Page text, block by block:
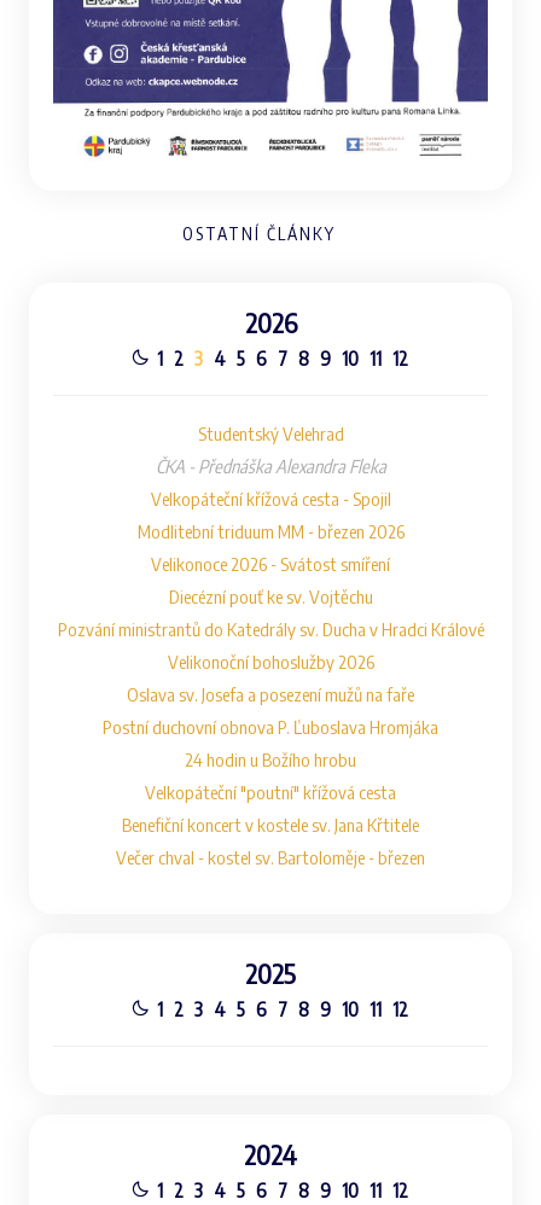
OSTATNÍ ČLÁNKY
2026
1 2 3 4 5 6 7 8 9 10 11 12
Studentský Velehrad
ČKA - Přednáška Alexandra Fleka
Velkopáteční křížová cesta - Spojil
Modlitební triduum MM - březen 2026
Velikonoce 2026 - Svátost smíření
Diecézní pouť ke sv. Vojtěchu
Pozvání ministrantů do Katedrály sv. Ducha v Hradci Králové
Velikonoční bohoslužby 2026
Oslava sv. Josefa a posezení mužů na faře
Postní duchovní obnova P. Ľuboslava Hromjáka
24 hodin u Božího hrobu
Velkopáteční "poutní" křížová cesta
Benefiční koncert v kostele sv. Jana Křtitele
Večer chval - kostel sv. Bartoloměje - březen
2025
1 2 3 4 5 6 7 8 9 10 11 12
2024
1 2 3 4 5 6 7 8 9 10 11 12